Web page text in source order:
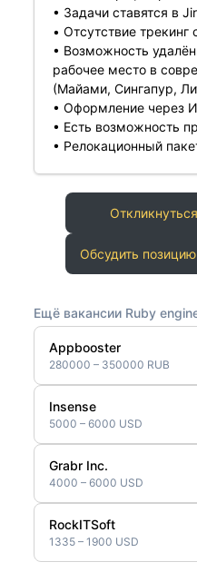
• Задачи ставятся в
• Отсутствие
• Возможность
рабочее место в
(Майами, Сингапур,
• Оформление через
• Есть возможность
• Релокационный
Обсудить
Ещё вакансии Ruby
Appbooster
280000 – 350000 RUB
Insense
5000 – 6000 USD
Grabr Inc.
4000 – 6000 USD
RockITSoft
1335 – 1900 USD